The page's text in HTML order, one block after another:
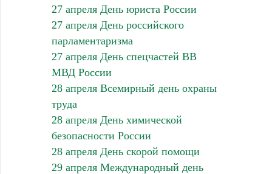
27 апреля День юриста России
27 апреля День российского
парламентаризма
27 апреля День спецчастей ВВ
МВД России
28 апреля Всемирный день охраны
труда
28 апреля День химической
безопасности России
28 апреля День скорой помощи
29 апреля Международный день